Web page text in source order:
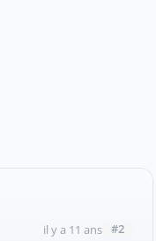
il y a 11 ans #2